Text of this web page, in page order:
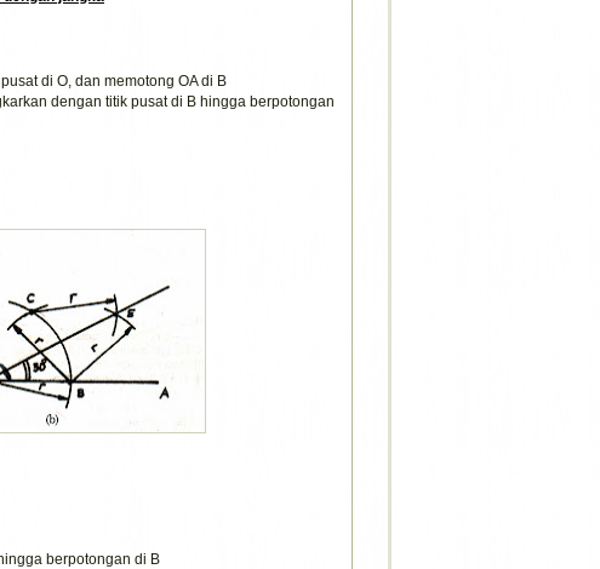
di O, dan memotong OA di B
dengan titik pusat di B hingga berpotongan
berpotongan di B